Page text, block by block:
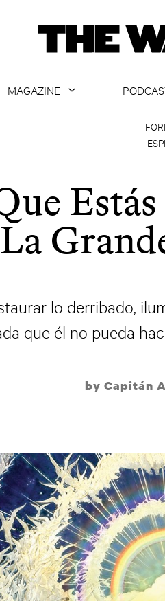
MAGAZINE
ALL ARTICLES
La
lo derribado,
que él no pueda
by Capitán